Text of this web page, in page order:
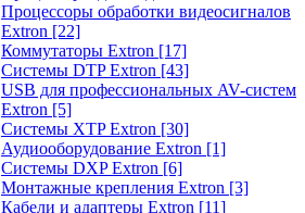
Процессоры обработки видеосигналов
Extron [22]
Коммутаторы Extron [17]
Системы DTP Extron [43]
USB для профессиональных AV-систем
Extron [5]
Системы XTP Extron [30]
Аудиооборудование Extron [1]
Системы DXP Extron [6]
Монтажные крепления Extron [3]
Кабели и адаптеры Extron [11]